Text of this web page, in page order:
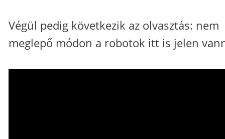
Végül pedig következik az olvasztás: nem
meglepő módon a robotok itt is jelen